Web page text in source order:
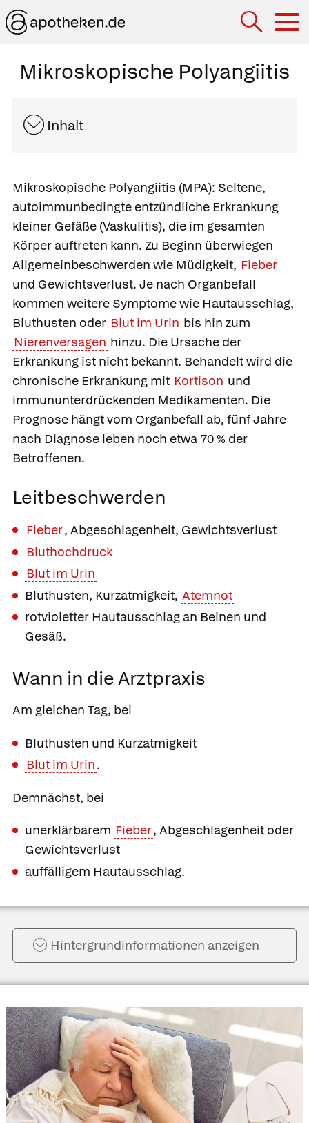
Mikroskopische Polyangiitis
Inhalt
Mikroskopische Polyangiitis (MPA): Seltene,
autoimmunbedingte entzündliche Erkrankung
kleiner Gefäße (Vaskulitis), die im gesamten
Körper auftreten kann. Zu Beginn überwiegen
Allgemeinbeschwerden wie Müdigkeit, Fieber
und Gewichtsverlust. Je nach Organbefall
kommen weitere Symptome wie Hautausschlag,
Bluthusten oder Blut im Urin bis hin zum
Nierenversagen hinzu. Die Ursache der
Erkrankung ist nicht bekannt. Behandelt wird die
chronische Erkrankung mit Kortison und
immununterdrückenden Medikamenten. Die
Prognose hängt vom Organbefall ab, fünf Jahre
nach Diagnose leben noch etwa 70 % der
Betroffenen.
Leitbeschwerden
Fieber, Abgeschlagenheit, Gewichtsverlust
Bluthochdruck
Blut im Urin
Bluthusten, Kurzatmigkeit, Atemnot
rotvioletter Hautausschlag an Beinen und
Gesäß.
Wann in die Arztpraxis
Am gleichen Tag, bei
Bluthusten und Kurzatmigkeit
Blut im Urin.
Demnächst, bei
unerklärbarem Fieber, Abgeschlagenheit oder
Gewichtsverlust
auffälligem Hautausschlag.
Hintergrund­informationen anzeigen